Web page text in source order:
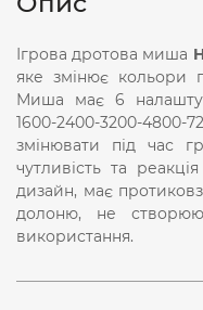
Ігрова дротова миша
яке змінює кольори
Миша має 6
1600-2400-3200-
змінювати під час
чутливість та
дизайн, має
долоню, не
використання.